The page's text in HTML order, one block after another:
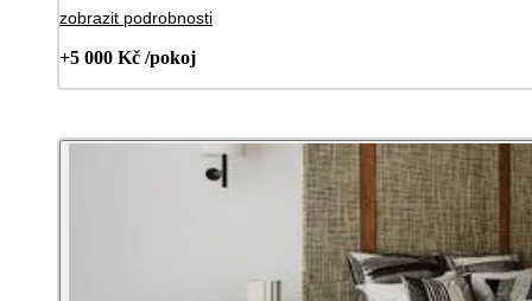
zobrazit podrobnosti
+5 000 Kč /pokoj